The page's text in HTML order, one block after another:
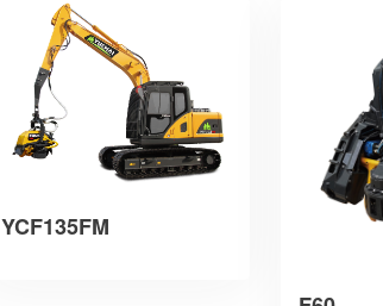
YCF135FM